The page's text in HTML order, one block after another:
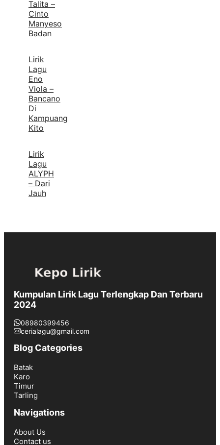
Talita –
Cinto
Manyeso
Badan
Lirik
Lagu
Eno
Viola –
Bancano
Di
Kampuang
Kito
Lirik
Lagu
ALYPH
– Dari
Jauh
Kumpulan Lirik Lagu Terlengkap Dan Terbaru
2024
08980399456
cerialagu@gmail.com
Blog Categories
Batak
Karo
Timur
Tarling
Navigations
About Us
Contact us